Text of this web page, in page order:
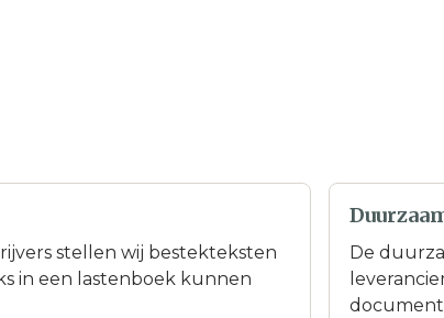
stellen wij bestekteksten
in een lastenboek kunnen
De